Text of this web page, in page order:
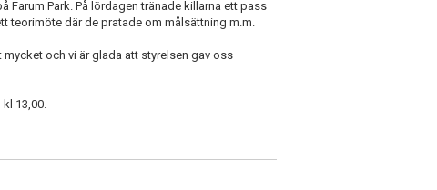
Farum Park. På lördagen tränade killarna ett pass
teorimöte där de pratade om målsättning m.m.
och vi är glada att styrelsen gav oss
13,00.